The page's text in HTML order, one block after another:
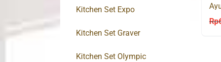
Rp
Kitchen Set Expo
Kitchen Set Graver
Kitchen Set Olympic